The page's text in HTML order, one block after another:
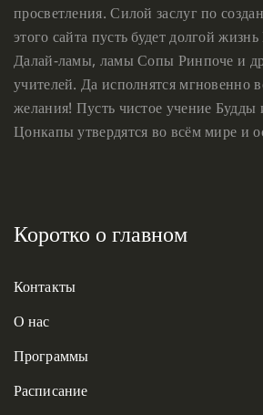
просветления. Силой заслуг по
этого сайта пусть будет долгой
Далай-ламы, ламы Сопы Ринпоче и
учителей. Да исполнятся мгновенно
желания! Пусть чистое учение Будды
Цонкапы утвердятся во всём мире и
Коротко о главном
Контакты
О нас
Программы
Расписание